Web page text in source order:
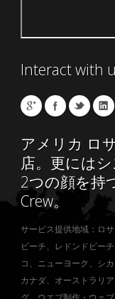
Interact with
アメリカ ロ
店。更には
2つの顔を持
Crew。
サービス提供地域：ロ
ビーチ、レドンドビー
コ、ニューヨーク、シ
カナダ、オーストラリ